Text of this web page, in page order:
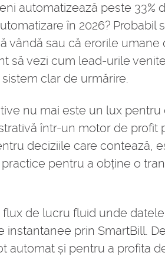
automatizează peste 33%
în 2026? Probabil
vândă sau că erorile
să vezi cum lead-urile
clar de urmărire.
nu mai este un lux pentru
într-un motor de profit
deciziile care contează,
pentru a obține o
de lucru fluid unde
instantanee prin SmartBill.
automat și pentru a profita